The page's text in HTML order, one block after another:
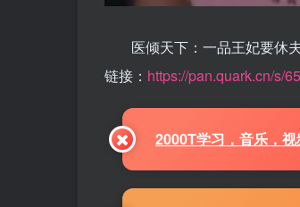
医倾天下：一品王妃要休
链接： https://pan.quark.cn/s/
2000T学习，音乐，